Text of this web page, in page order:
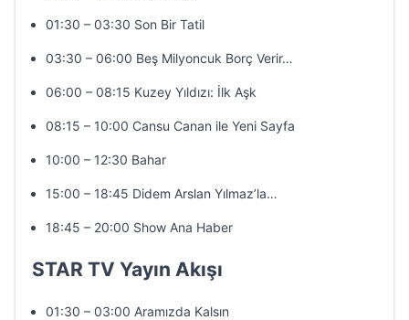
01:30 – 03:30 Son Bir Tatil
03:30 – 06:00 Beş Milyoncuk Borç Verir…
06:00 – 08:15 Kuzey Yıldızı: İlk Aşk
08:15 – 10:00 Cansu Canan ile Yeni Sayfa
10:00 – 12:30 Bahar
15:00 – 18:45 Didem Arslan Yılmaz’la…
18:45 – 20:00 Show Ana Haber
STAR TV Yayın Akışı
01:30 – 03:00 Aramızda Kalsın